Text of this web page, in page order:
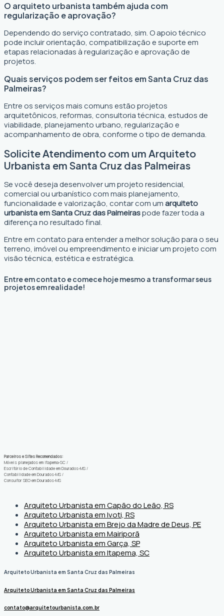
O arquiteto urbanista também ajuda com
regularização e aprovação?
Dependendo do serviço contratado, sim. O apoio técnico
pode incluir orientação, compatibilização e suporte em
etapas relacionadas à regularização e aprovação de
projetos.
Quais serviços podem ser feitos em Santa Cruz das
Palmeiras?
Entre os serviços mais comuns estão projetos
arquitetônicos, reformas, consultoria técnica, estudos de
viabilidade, planejamento urbano, regularização e
acompanhamento de obra, conforme o tipo de demanda.
Solicite Atendimento com um Arquiteto
Urbanista em Santa Cruz das Palmeiras
Se você deseja desenvolver um projeto residencial,
comercial ou urbanístico com mais planejamento,
funcionalidade e valorização, contar com umarquiteto
urbanista em Santa Cruz das Palmeiraspode fazer toda a
diferença no resultado final.
Entre em contato para entender a melhor solução para o seu
terreno, imóvel ou empreendimento e iniciar um projeto com
visão técnica, estética e estratégica.
Entre em contato e comece hoje mesmo a transformar seus
projetos em realidade!
Parceiros e Sites Recomendados:
Móveis planejados em Itapema-SC /
Escritório de Contabilidade em Dourados-MS /
Contabilidade em Dourados-MS /
Consultor SEO em Dourados-MS
Arquiteto Urbanista em Capão do Leão, RS
Arquiteto Urbanista em Ivoti, RS
Arquiteto Urbanista em Brejo da Madre de Deus, PE
Arquiteto Urbanista em Mairiporã
Arquiteto Urbanista em Garça, SP
Arquiteto Urbanista em Itapema, SC
Arquiteto Urbanista em Santa Cruz das Palmeiras
Arquiteto Urbanista em Santa Cruz das Palmeiras
contato@arquitetourbanista.com.br